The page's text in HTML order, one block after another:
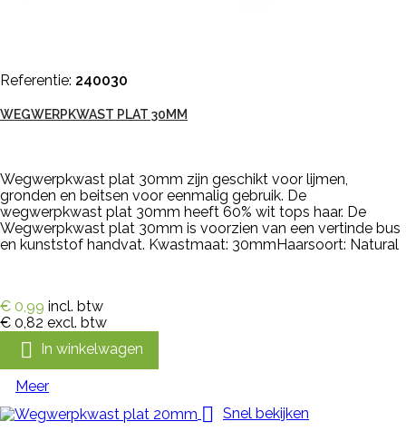
Referentie: 240030
WEGWERPKWAST PLAT 30MM
Wegwerpkwast plat 30mm zijn geschikt voor lijmen,
gronden en beitsen voor eenmalig gebruik. De
wegwerpkwast plat 30mm heeft 60% wit tops haar. De
Wegwerpkwast plat 30mm is voorzien van een vertinde bus
en kunststof handvat. Kwastmaat: 30mmHaarsoort: Natural
€ 0,99 incl. btw
€ 0,82 excl. btw
 In winkelwagen
Meer
 Snel bekijken